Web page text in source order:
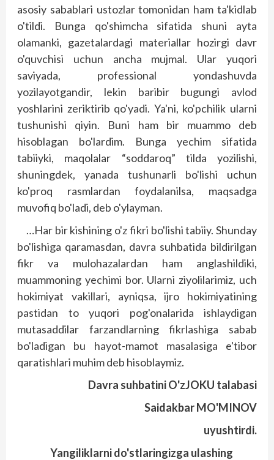
asosiy sabablari ustozlar tomonidan ham ta'kidlab
o'tildi. Bunga qo'shimcha sifatida shuni ayta
olamanki, gazetalardagi materiallar hozirgi davr
o'quvchisi uchun ancha mujmal. Ular yuqori
saviyada, professional yondashuvda
yozilayotgandir, lekin baribir bugungi avlod
yoshlarini zeriktirib qo'yadi. Ya'ni, ko'pchilik ularni
tushunishi qiyin. Buni ham bir muammo deb
hisoblagan bo'lardim. Bunga yechim sifatida
tabiiyki, maqolalar “soddaroq” tilda yozilishi,
shuningdek, yanada tushunarli bo'lishi uchun
ko'proq rasmlardan foydalanilsa, maqsadga
muvofiq bo'ladi, deb o'ylayman.
…Har bir kishining o'z fikri bo'lishi tabiiy. Shunday
bo'lishiga qaramasdan, davra suhbatida bildirilgan
fikr va mulohazalardan ham anglashildiki,
muammoning yechimi bor. Ularni ziyolilarimiz, uch
hokimiyat vakillari, ayniqsa, ijro hokimiyatining
pastidan to yuqori pog'onalarida ishlaydigan
mutasaddilar farzandlarning fikrlashiga sabab
bo'ladigan bu hayot-mamot masalasiga e'tibor
qaratishlari muhim deb hisoblaymiz.
Davra suhbatini O'zJOKU talabasi
Saidakbar MO'MINOV
uyushtirdi.
Yangiliklarni do'stlaringizga ulashing